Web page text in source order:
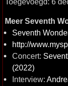
Meer Seventh
Seventh
http://
Concert:
(2022)
Interview: